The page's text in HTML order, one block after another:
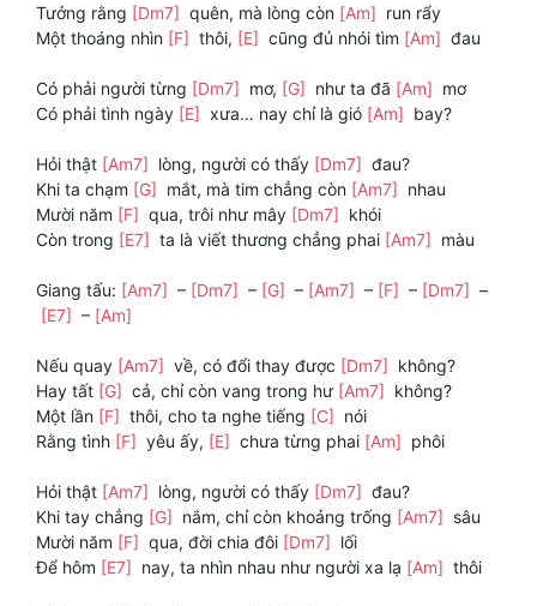
Tưởng rằng [Dm7] quên, mà lòng còn [Am] run rẩy
Một thoáng nhìn [F] thôi, [E] cũng đủ nhói tìm [Am] đau
Có phải người từng [Dm7] mơ, [G] như ta đã [Am] mơ
Có phải tình ngày [E] xưa… nay chỉ là gió [Am] bay?
Hỏi thật [Am7] lòng, người có thấy [Dm7] đau?
Khi ta chạm [G] mắt, mà tim chẳng còn [Am7] nhau
Mười năm [F] qua, trôi như mây [Dm7] khói
Còn trong [E7] ta là viết thương chẳng phai [Am7] màu
Giang tấu: [Am7] – [Dm7] – [G] – [Am7] – [F] – [Dm7] –
[E7] – [Am]
Nếu quay [Am7] về, có đổi thay được [Dm7] không?
Hay tất [G] cả, chỉ còn vang trong hư [Am7] không?
Một lần [F] thôi, cho ta nghe tiếng [C] nói
Rằng tình [F] yêu ấy, [E] chưa từng phai [Am] phôi
Hỏi thật [Am7] lòng, người có thấy [Dm7] đau?
Khi tay chẳng [G] nắm, chỉ còn khoảng trống [Am7] sâu
Mười năm [F] qua, đời chia đôi [Dm7] lối
Để hôm [E7] nay, ta nhìn nhau như người xa lạ [Am] thôi